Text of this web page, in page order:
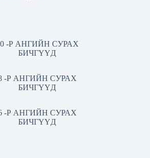
-Р АНГИЙН СУРАХ
БИЧГҮҮД
-Р АНГИЙН СУРАХ
БИЧГҮҮД
-Р АНГИЙН СУРАХ
БИЧГҮҮД